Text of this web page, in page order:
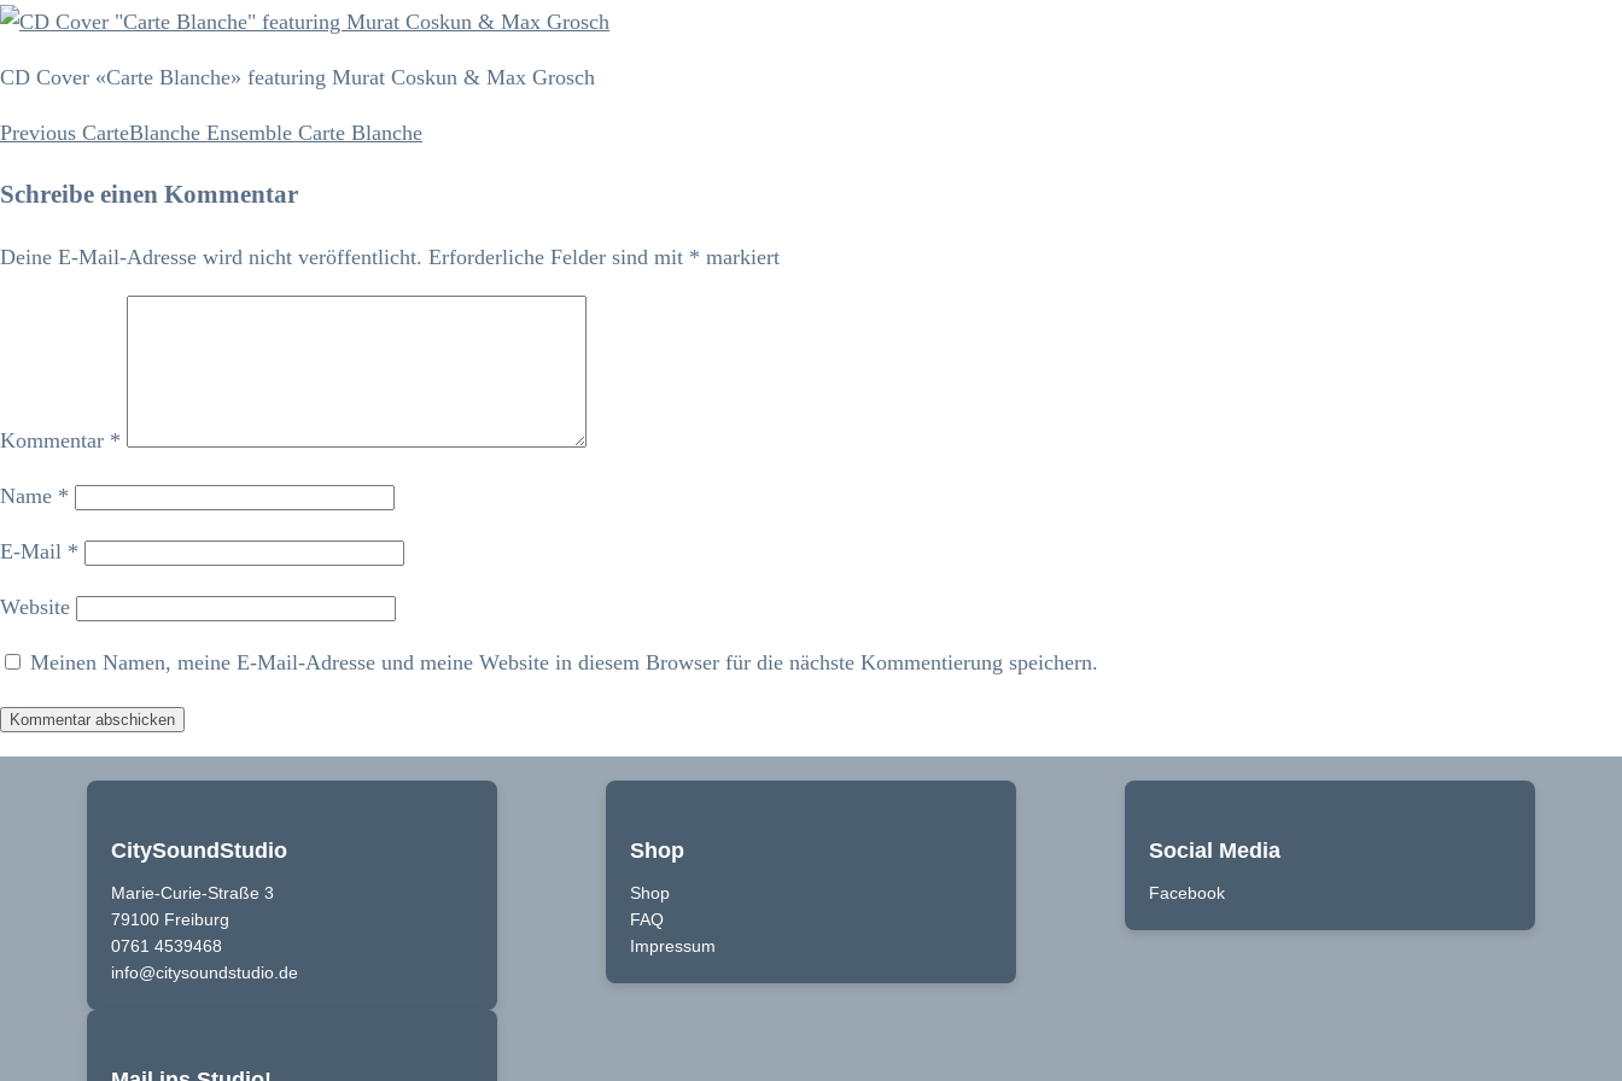
CD Cover «Carte Blanche» featuring Murat Coskun & Max Grosch
Beitrags-
Navigation
Previous
Previous CarteBlanche Ensemble Carte Blanche
Schreibe einen Kommentar
Deine E-Mail-Adresse wird nicht veröffentlicht. Erforderliche Felder sind mit * markiert
Kommentar *
Name *
E-Mail *
Website
Meinen Namen, meine E-Mail-Adresse und meine Website in diesem Browser für die nächste Kommentierung speichern.
CitySoundStudio
Marie-Curie-Straße 3
79100 Freiburg
0761 4539468
info@citysoundstudio.de
Shop
Shop
FAQ
Impressum
Social Media
Facebook